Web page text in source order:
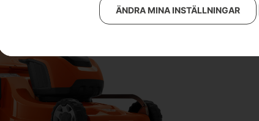
ÄNDRA MINA INSTÄLLNINGAR